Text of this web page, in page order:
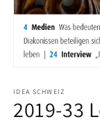
in
Modal
öffnen
IDEA SCHWEIZ
2019-33